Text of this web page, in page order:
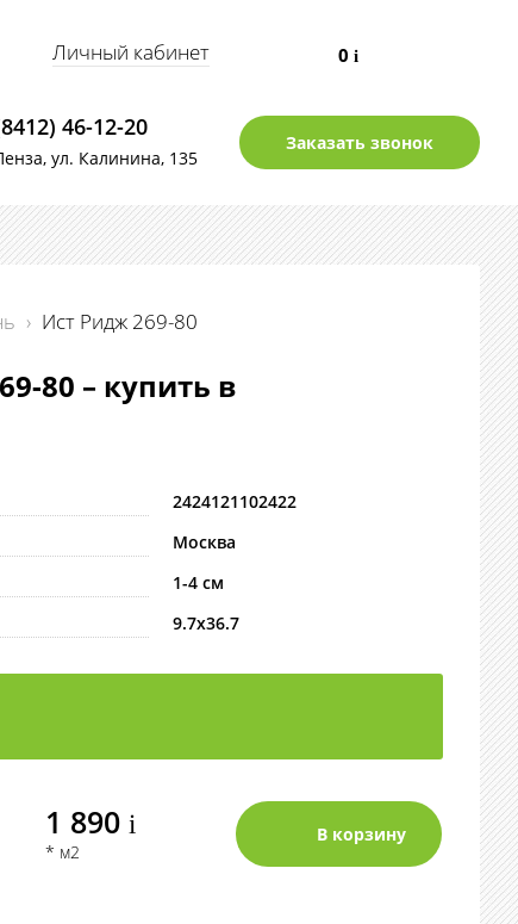
Личный кабинет 0i
46-12-20
ул. Калинина, 135
Заказать звонок
› Ист Ридж 269-80
80 – купить в
2424121102422
Москва
1-4 см
9.7х36.7
1 890 i
* м2